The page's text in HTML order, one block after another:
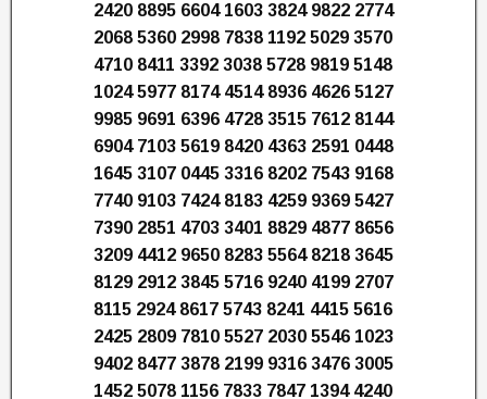
2420 8895 6604 1603 3824 9822 2774
2068 5360 2998 7838 1192 5029 3570
4710 8411 3392 3038 5728 9819 5148
1024 5977 8174 4514 8936 4626 5127
9985 9691 6396 4728 3515 7612 8144
6904 7103 5619 8420 4363 2591 0448
1645 3107 0445 3316 8202 7543 9168
7740 9103 7424 8183 4259 9369 5427
7390 2851 4703 3401 8829 4877 8656
3209 4412 9650 8283 5564 8218 3645
8129 2912 3845 5716 9240 4199 2707
8115 2924 8617 5743 8241 4415 5616
2425 2809 7810 5527 2030 5546 1023
9402 8477 3878 2199 9316 3476 3005
1452 5078 1156 7833 7847 1394 4240